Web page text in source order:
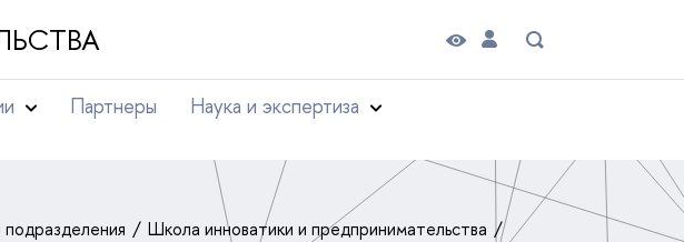
Партнеры
Наука и экспертиза
Школа инноватики и предпринимательства